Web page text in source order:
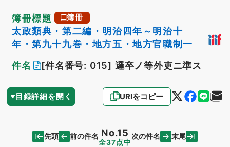
簿冊標題 簿冊
太政類典・第二編・明治四年～明治十
年・第九十九巻・地方五・地方官職制一
件名
[件名番号: 015] 邏卒ノ等外吏ニ準ス
目録詳細を開く URIをコピー
先頭 前の件名 No.15
全37点中
次の件名 末尾